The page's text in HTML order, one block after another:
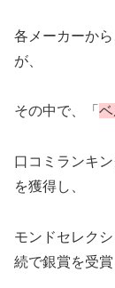
各メーカーか
が、
その中で、「
口コミランキ
を獲得し、
モンドセレク
続で銀賞を受賞